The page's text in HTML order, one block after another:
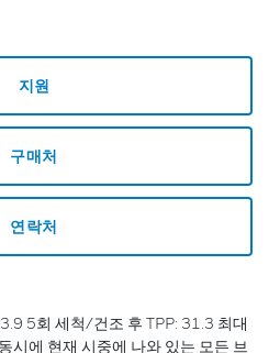
지원
구매처
연락처
5회 세척/건조 후 TPP: 31.3 최대
시에 현재 시중에 나와 있는 모든 브